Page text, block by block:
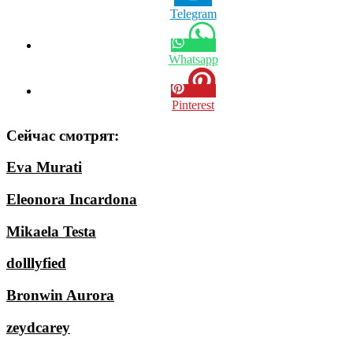
Telegram
Whatsapp
Pinterest
Сейчас смотрят:
Eva Murati
Eleonora Incardona
Mikaela Testa
dolllyfied
Bronwin Aurora
zeydcarey